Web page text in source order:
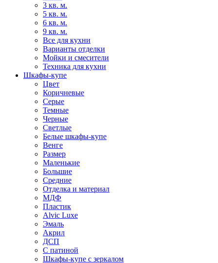
3 кв. м.
5 кв. м.
6 кв. м.
9 кв. м.
Все для кухни
Варианты отделки
Мойки и смесители
Техника для кухни
Шкафы-купе
Цвет
Коричневые
Серые
Темные
Черные
Светлые
Белые шкафы-купе
Венге
Размер
Маленькие
Большие
Средние
Отделка и материал
МДФ
Пластик
Alvic Luxe
Эмаль
Акрил
ДСП
С патиной
Шкафы-купе с зеркалом